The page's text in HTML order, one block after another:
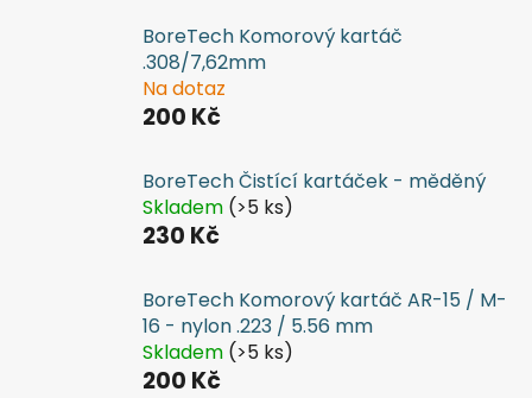
BoreTech Komorový kartáč
.308/7,62mm
Na dotaz
200 Kč
BoreTech Čistící kartáček - měděný
Skladem (>5 ks)
230 Kč
BoreTech Komorový kartáč AR-15 / M-
16 - nylon .223 / 5.56 mm
Skladem (>5 ks)
200 Kč